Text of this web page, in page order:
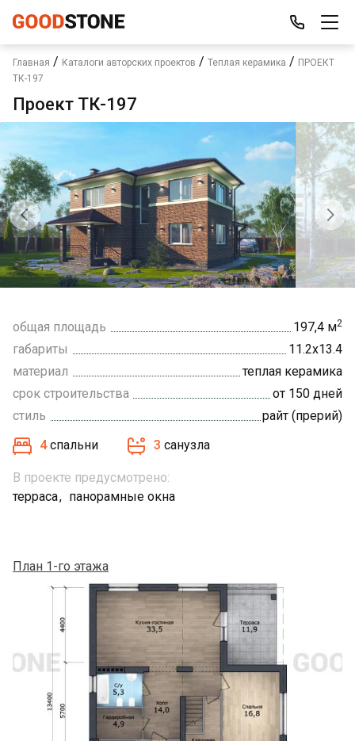
Главная / Каталоги авторских проектов / Теплая керамика / ПРОЕКТ
ТК-197
Проект ТК-197
общая площадь 197,4 м2
габариты
11.2х13.4
материал
теплая керамика
срок строительства
от 150 дней
стиль
райт (прерий)
4 спальни 3 санузла
В проекте предусмотрено:
терраса
панорамные окна
План 1-го этажа